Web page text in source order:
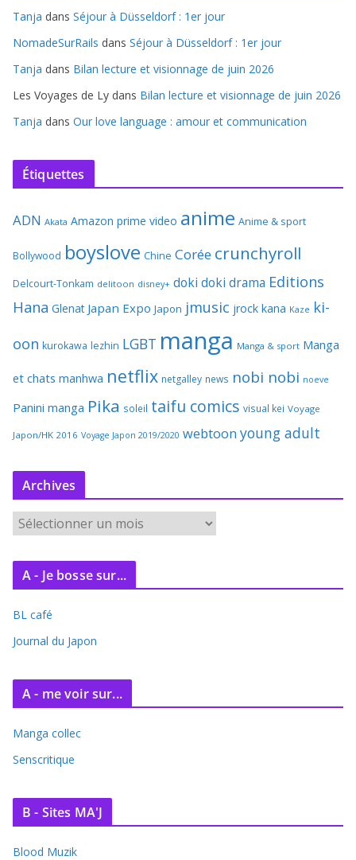
Tanja dans Séjour à Düsseldorf : 1er jour
NomadeSurRails dans Séjour à Düsseldorf : 1er jour
Tanja dans Bilan lecture et visionnage de juin 2026
Les Voyages de Ly dans Bilan lecture et visionnage de juin 2026
Tanja dans Our love language : amour et communication
Étiquettes
ADN Akata Amazon prime video anime Anime & sport
Bollywood boyslove Chine Corée crunchyroll
Delcourt-Tonkam delitoon disney+ doki doki drama Editions
Hana Glenat Japan Expo Japon jmusic jrock kana Kaze ki-
oon kurokawa lezhin LGBT manga Manga & sport Manga
et chats manhwa netflix netgalley news nobi nobi noeve
Panini manga Pika soleil taifu comics visual kei Voyage
Japon/HK 2016 Voyage Japon 2019/2020 webtoon young adult
Archives
r
c
v
e
A - Je bosse sur...
BL café
Journal du Japon
A - me voir sur...
Manga collec
Senscritique
B - Sites MA'J
Blood Muzik